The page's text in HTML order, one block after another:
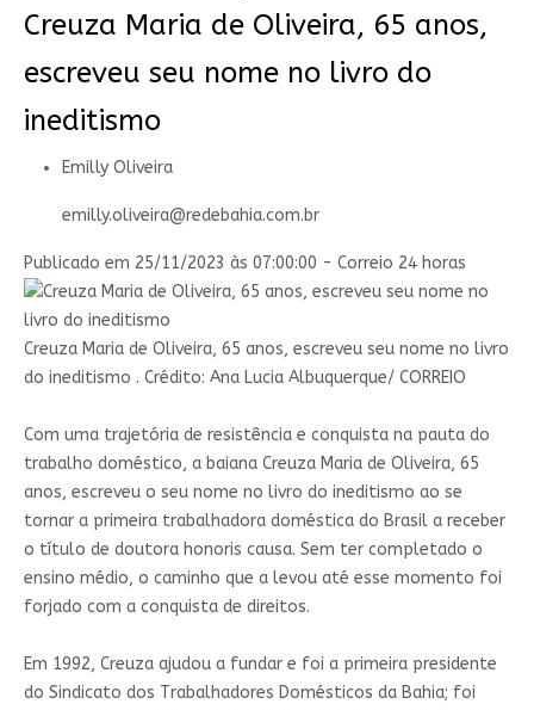
Creuza Maria de Oliveira, 65 anos,
escreveu seu nome no livro do
ineditismo
Emilly Oliveira
emilly.oliveira@redebahia.com.br
Publicado em 25/11/2023 às 07:00:00 - Correio 24 horas
Creuza Maria de Oliveira, 65 anos, escreveu seu nome no livro
do ineditismo . Crédito: Ana Lucia Albuquerque/ CORREIO
Com uma trajetória de resistência e conquista na pauta do
trabalho doméstico, a baiana Creuza Maria de Oliveira, 65
anos, escreveu o seu nome no livro do ineditismo ao se
tornar a primeira trabalhadora doméstica do Brasil a receber
o título de doutora honoris causa. Sem ter completado o
ensino médio, o caminho que a levou até esse momento foi
forjado com a conquista de direitos.
Em 1992, Creuza ajudou a fundar e foi a primeira presidente
do Sindicato dos Trabalhadores Domésticos da Bahia; foi